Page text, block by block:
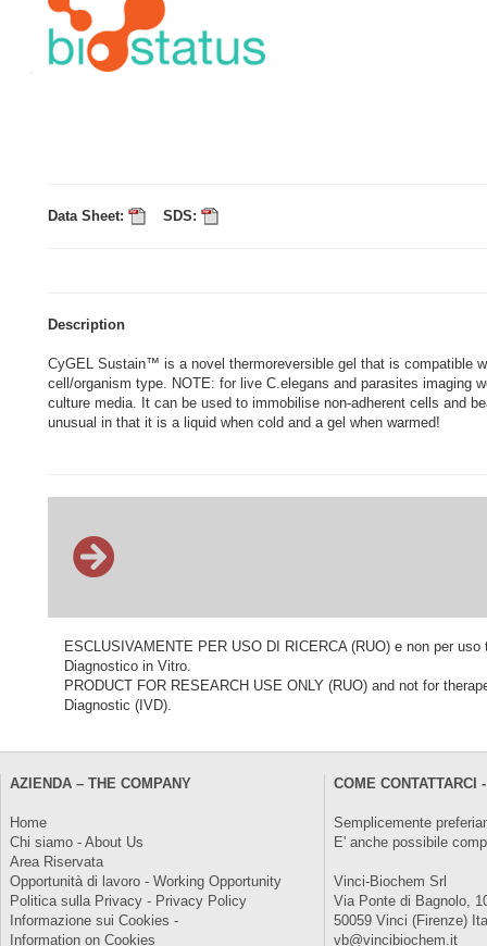
Data Sheet: SDS:
Description
CyGEL Sustain™ is a novel thermoreversible gel that is compatible
cell/organism type. NOTE: for live C.elegans and parasites
culture media. It can be used to immobilise non-adherent cells and
unusual in that it is a liquid when cold and a gel when warmed!
ESCLUSIVAMENTE PER USO DI RICERCA (RUO) e non per
Diagnostico in Vitro.
PRODUCT FOR RESEARCH USE ONLY (RUO) and not for
Diagnostic (IVD).
AZIENDA – THE COMPANY
Home
Chi siamo - About Us
Area Riservata
Opportunità di lavoro - Working Opportunity
Politica sulla Privacy - Privacy Policy
Informazione sui Cookies -
Information on Cookies
COME CONTATTARCI
Semplicemente
E' anche possibile
Vinci-Biochem Srl
Via Ponte di Bagnolo,
50059 Vinci (Firenze)
vb@vincibiochem.it